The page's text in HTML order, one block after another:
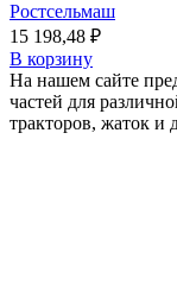
Ростсельмаш
15 198,48 ₽
В корзину
На нашем сайте
частей для
тракторов, жаток и